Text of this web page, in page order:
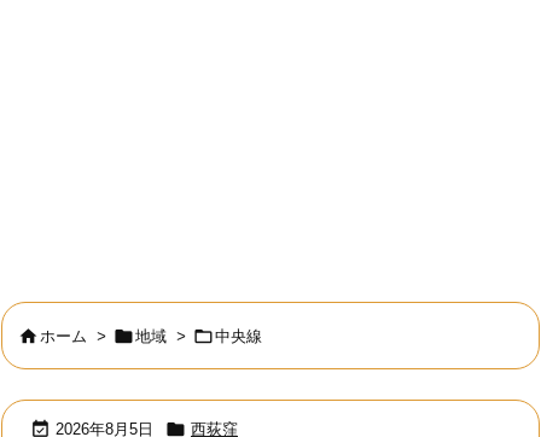
ホーム > 地域 > 中央線
 2026年8月5日  西荻窪